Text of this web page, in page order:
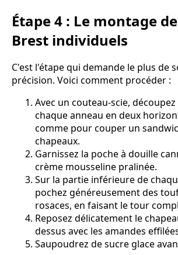
Étape 4 : Le montage
Brest individuels
C'est l'étape qui demande le plus de
précision. Voici comment procéder :
Avec un couteau-scie,
chaque anneau en deux
comme pour couper un
chapeaux.
Garnissez la poche à douille
crème mousseline pralinée.
Sur la partie inférieure de
pochez généreusement des
rosaces, en faisant le tour
Reposez délicatement le
dessus avec les amandes
Saupoudrez de sucre glace